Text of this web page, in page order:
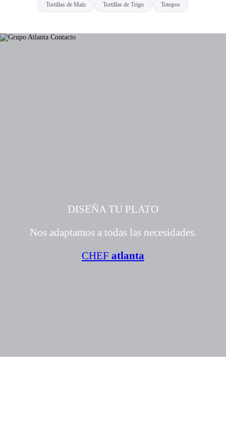
Tortillas de Maíz Tortillas de Trigo Totopos
DISEÑA TU PLATO
Nos adaptamos a todas las necesidades.
CHEF atlanta